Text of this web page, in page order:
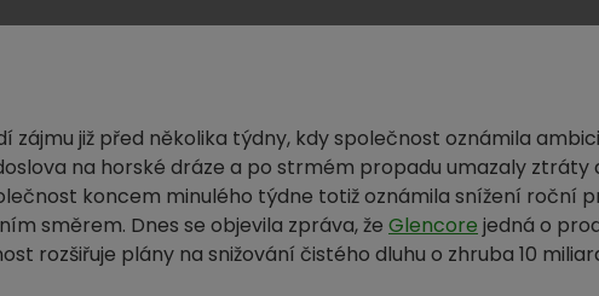
zájmu již před několika týdny, kdy společnost oznámila
na horské dráze a po strmém propadu umazaly ztráty
koncem minulého týdne totiž oznámila snížení roční
směrem. Dnes se objevila zpráva, že Glencore jedná o
rozšiřuje plány na snižování čistého dluhu o zhruba 10